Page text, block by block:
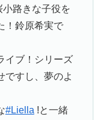
路きな子役を
！鈴原希実で
イブ！シリーズ
ですし、夢のよ
#Liella !と一緒